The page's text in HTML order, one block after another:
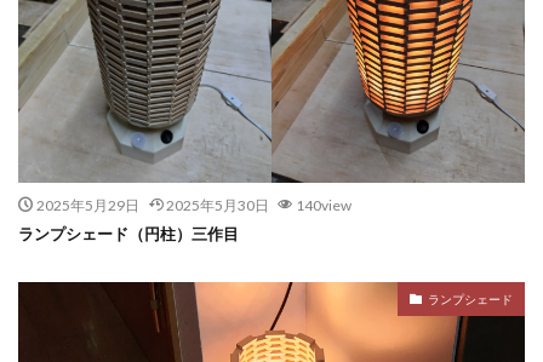
2025年5月29日 2025年5月30日 140view
ランプシェード（円柱）三作目
ランプシェード